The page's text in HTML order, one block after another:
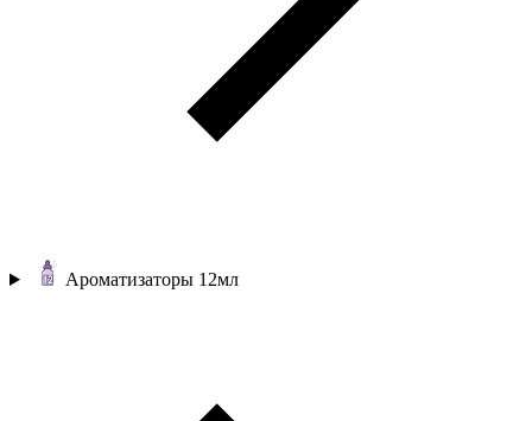
Ароматизаторы 12мл